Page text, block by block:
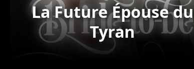
La Future Épouse du
Tyran